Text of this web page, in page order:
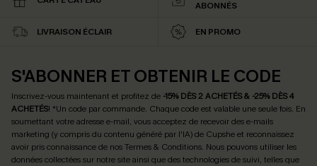
ABONNÉS
LIVRAISON ÉCLAIR EN PROMO
S'ABONNER ET OBTENIR LE CODE
Inscrivez-vous maintenant et profitez de -15% DÈS 2 ACHETÉS & -25% DÈS 4
ACHETÉS! *Un code par commande. Chaque code est valable une seule fois. En
soumettant votre adresse e-mail, vous acceptez de recevoir des e-mails
marketing (y compris du contenu généré par l'IA) de Cupshe et reconnaissez
avoir pris connaissance de nosTermes & Conditions. Nous pouvons utiliser les
données collectées sur notre site ainsi que des technologies de suivi, telles que